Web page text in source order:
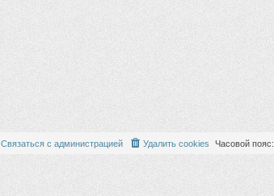
Часовой пояс:
Удалить cookies
Связаться с администрацией